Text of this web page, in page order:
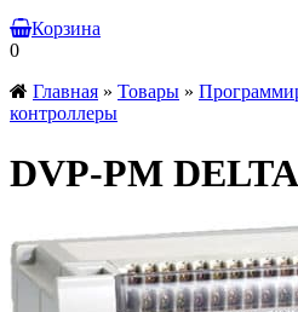
Корзина
0
Главная » Товары »
контроллеры
DVP-PM DELTA